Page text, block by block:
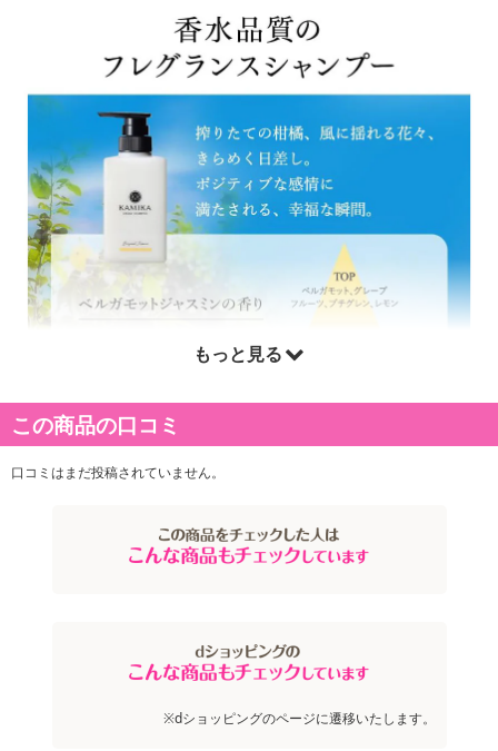
もっと見る
この商品の口コミ
口コミはまだ投稿されていません。
※dショッピングのページに遷移いたします。